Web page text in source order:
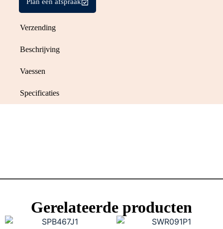
Verzending
Beschrijving
Vaessen
Specificaties
Gerelateerde producten